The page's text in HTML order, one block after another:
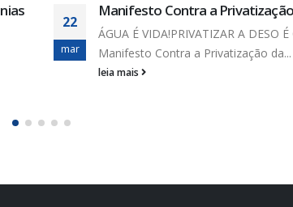
27
maio
Reparos na Adutora do São
falta de EPIs
Foi no mínimo muito constrangedor
equipe de técnicos da...